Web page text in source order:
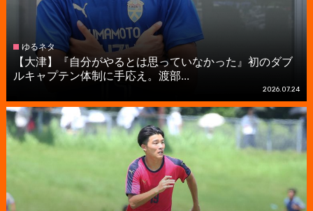
ゆるネタ
【大津】『自分がやるとは思っていなかった』初のダブ
ルキャプテン体制に手応え。渡部...
2026.07.24